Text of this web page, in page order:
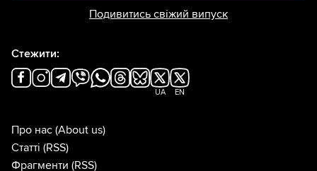
Подивитись свіжий випуск
Стежити:
UA EN
Про нас (About us)
Статті (RSS)
Фрагменти (RSS)